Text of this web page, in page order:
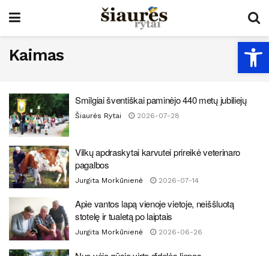
Kaimas
Smilgiai šventiškai paminėjo 440 metų jubiliejų
Šiaurės Rytai 2026-07-28
Vilkų apdraskytai karvutei prireikė veterinaro
pagalbos
Jurgita Morkūnienė 2026-07-14
Apie vantos lapą vienoje vietoje, neiššluotą
stotelę ir tualetą po laiptais
Jurgita Morkūnienė 2026-06-26